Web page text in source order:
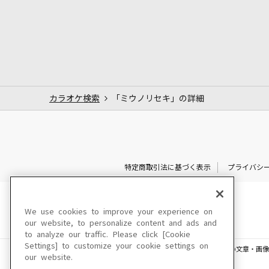
カラオケ検索 「ミウノリセキ」の詳細
特定商取引法に基づく表示 プライバシ
このサイトに掲載されている一切の文章・画
We use cookies to improve your experience on
our website, to personalize content and ads and
to analyze our traffic. Please click [Cookie
Settings] to customize your cookie settings on
our website.